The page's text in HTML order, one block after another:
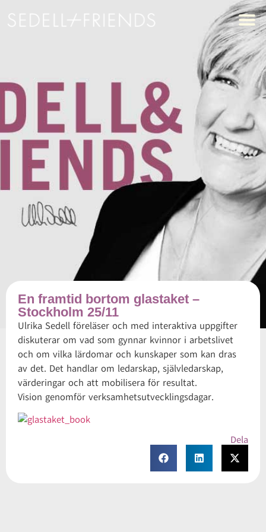
En framtid bortom glastaket –
Stockholm 25/11
Ulrika Sedell föreläser och med interaktiva uppgifter
diskuterar om vad som gynnar kvinnor i arbetslivet
och om vilka lärdomar och kunskaper som kan dras
av det. Det handlar om ledarskap, självledarskap,
värderingar och att mobilisera för resultat.
Vision genomför verksamhetsutvecklingsdagar.
Dela